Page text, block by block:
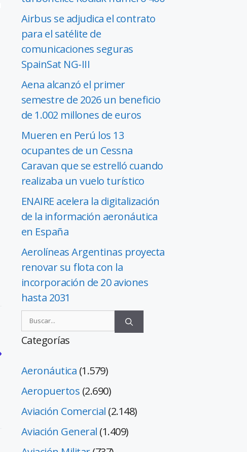
Airbus se adjudica el contrato
para el satélite de
comunicaciones seguras
SpainSat NG-III
Aena alcanzó el primer
semestre de 2026 un beneficio
de 1.002 millones de euros
Mueren en Perú los 13
ocupantes de un Cessna
Caravan que se estrelló cuando
realizaba un vuelo turístico
ENAIRE acelera la digitalización
de la información aeronáutica
en España
Aerolíneas Argentinas proyecta
renovar su flota con la
incorporación de 20 aviones
hasta 2031
Categorías
Aeronáutica (1.579)
Aeropuertos (2.690)
Aviación Comercial (2.148)
Aviación General (1.409)